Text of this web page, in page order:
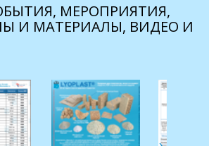
МЕРОПРИЯТИЯ,
И МАТЕРИАЛЫ, ВИДЕО И